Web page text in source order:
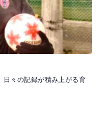
日々の記録が積み上がる育